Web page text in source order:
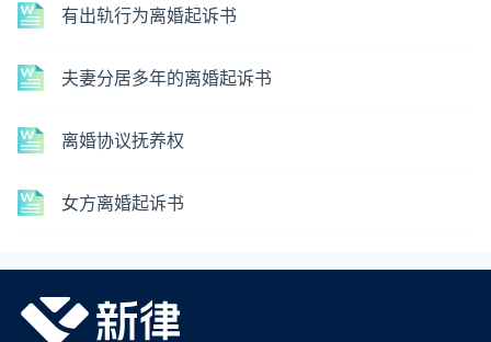
有出轨行为离婚起诉书
夫妻分居多年的离婚起诉书
离婚协议抚养权
女方离婚起诉书